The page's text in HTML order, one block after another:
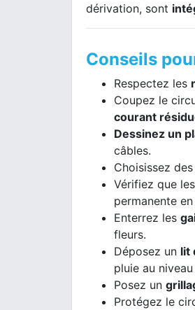
dérivation, sont
Conseils
Respectez les
Coupez le
courant
Dessinez un
câbles.
Choisissez des
Vérifiez que
permanente
Enterrez les
fleurs.
Déposez un lit
pluie au
Posez un
Protégez le